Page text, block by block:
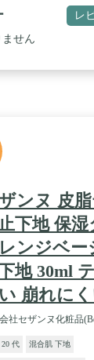
ことが可能とな
をキープする力
レ
せん
ンヌ 皮
下地 保
ンジベー
地 30ml
崩れに
社セザンヌ化粧品
代 混合肌 下地